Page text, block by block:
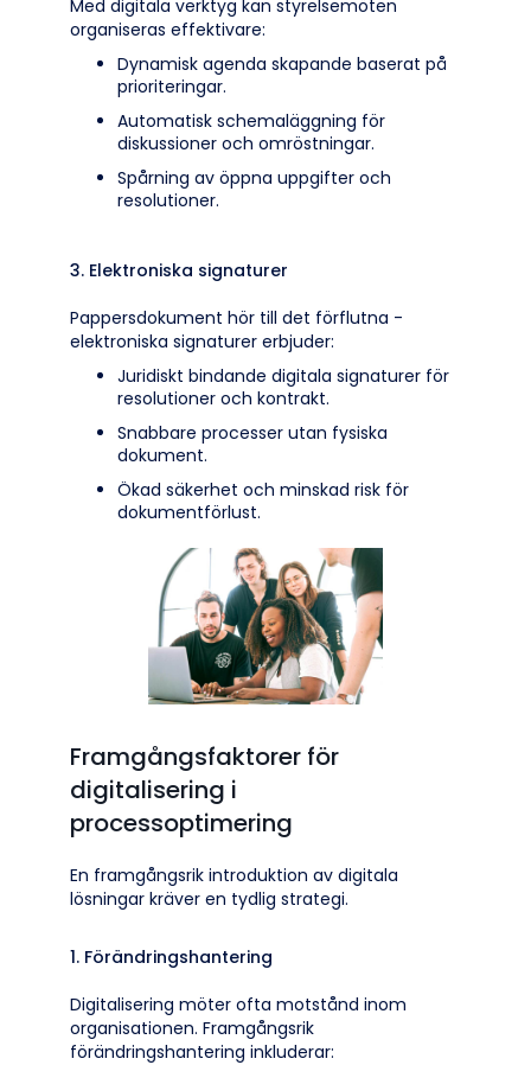
Med digitala verktyg kan styrelsemöten
organiseras effektivare:
Dynamisk agenda skapande baserat på
prioriteringar.
Automatisk schemaläggning för
diskussioner och omröstningar.
Spårning av öppna uppgifter och
resolutioner.
3. Elektroniska signaturer
Pappersdokument hör till det förflutna -
elektroniska signaturer erbjuder:
Juridiskt bindande digitala signaturer för
resolutioner och kontrakt.
Snabbare processer utan fysiska
dokument.
Ökad säkerhet och minskad risk för
dokumentförlust.
Framgångsfaktorer för
digitalisering i
processoptimering
En framgångsrik introduktion av digitala
lösningar kräver en tydlig strategi.
1. Förändringshantering
Digitalisering möter ofta motstånd inom
organisationen. Framgångsrik
förändringshantering inkluderar: